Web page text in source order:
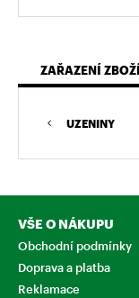
ZAŘAZENÍ ZBOŽÍ
UZENINY
VŠE O NÁKUPU
Obchodní podmínky
Doprava a platba
Reklamace